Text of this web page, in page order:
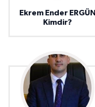
Ekrem Ender ERGÜN
Kimdir?